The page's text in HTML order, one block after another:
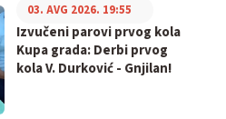
Izvučeni parovi prvog kola
Kupa grada: Derbi prvog
kola V. Durković - Gnjilan!
03. AVG 2026. 19:55